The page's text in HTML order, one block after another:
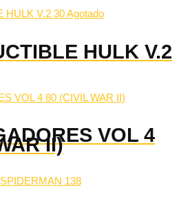
Agotado
HULK V.2
VOL 4
II)